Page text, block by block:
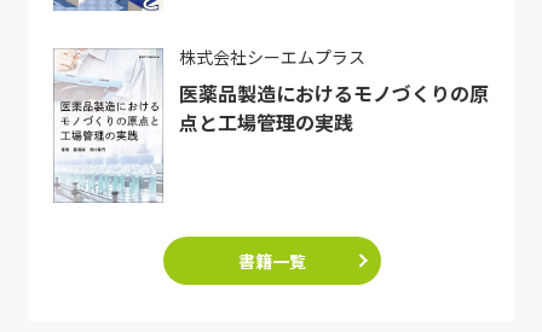
株式会社シーエムプラス
医薬品製造におけるモノづくりの原
点と工場管理の実践
書籍一覧